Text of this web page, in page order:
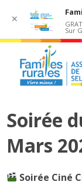
Soirée
Mars
Soirée Ciné
✕
Sur